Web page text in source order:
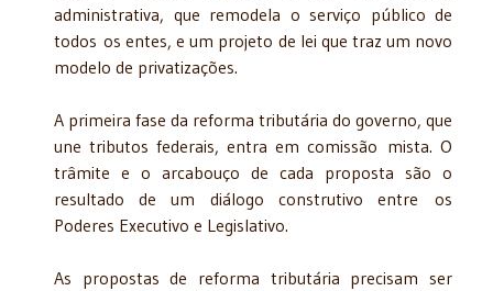
administrativa, que remodela o serviço público de
todos os entes, e um projeto de lei que traz um novo
modelo de privatizações.
A primeira fase da reforma tributária do governo, que
une tributos federais, entra em comissão mista. O
trâmite e o arcabouço de cada proposta são o
resultado de um diálogo construtivo entre os
Poderes Executivo e Legislativo.
As propostas de reforma tributária precisam ser